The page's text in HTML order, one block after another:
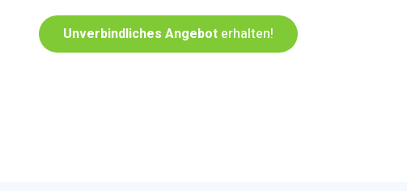
Unverbindliches Angebot erhalten!